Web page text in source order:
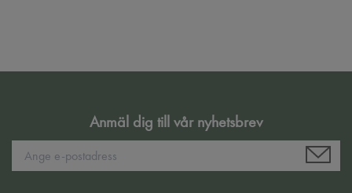
Anmäl dig till vår nyhetsbrev